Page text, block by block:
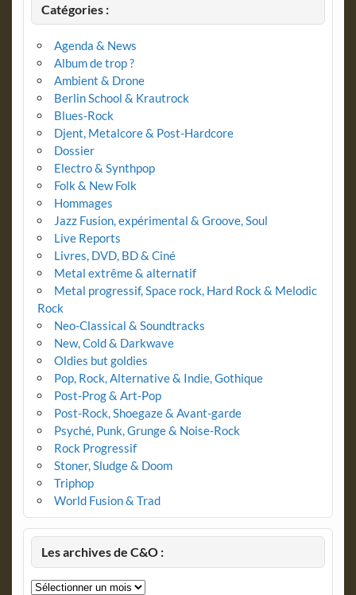
Catégories :
Agenda & News
Album de trop ?
Ambient & Drone
Berlin School & Krautrock
Blues-Rock
Djent, Metalcore & Post-Hardcore
Dossier
Electro & Synthpop
Folk & New Folk
Hommages
Jazz Fusion, expérimental & Groove, Soul
Live Reports
Livres, DVD, BD & Ciné
Metal extrême & alternatif
Metal progressif, Space rock, Hard Rock & Melodic
Rock
Neo-Classical & Soundtracks
New, Cold & Darkwave
Oldies but goldies
Pop, Rock, Alternative & Indie, Gothique
Post-Prog & Art-Pop
Post-Rock, Shoegaze & Avant-garde
Psyché, Punk, Grunge & Noise-Rock
Rock Progressif
Stoner, Sludge & Doom
Triphop
World Fusion & Trad
Les archives de C&O :
Les